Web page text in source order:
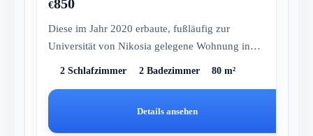
€850
Diese im Jahr 2020 erbaute, fußläufig zur
Universität von Nikosia gelegene Wohnung in
2 Schlafzimmer 2 Badezimmer 80 m²
Details ansehen